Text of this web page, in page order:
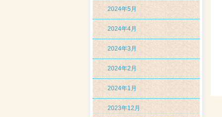
2024年5月
2024年4月
2024年3月
2024年2月
2024年1月
2023年12月